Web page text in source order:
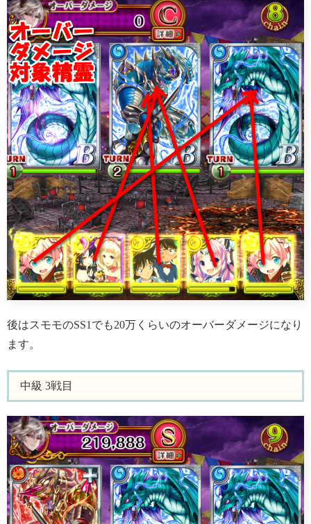
後はスモモのSS1でも20万くらいのオーバーダメージになり
ます。
中級 3戦目